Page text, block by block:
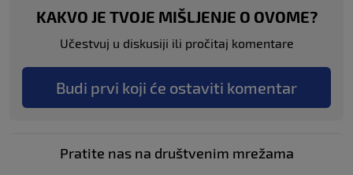
KAKVO JE TVOJE MIŠLJENJE O OVOME?
Učestvuj u diskusiji ili pročitaj komentare
Budi prvi koji će ostaviti komentar
Pratite nas na društvenim mrežama